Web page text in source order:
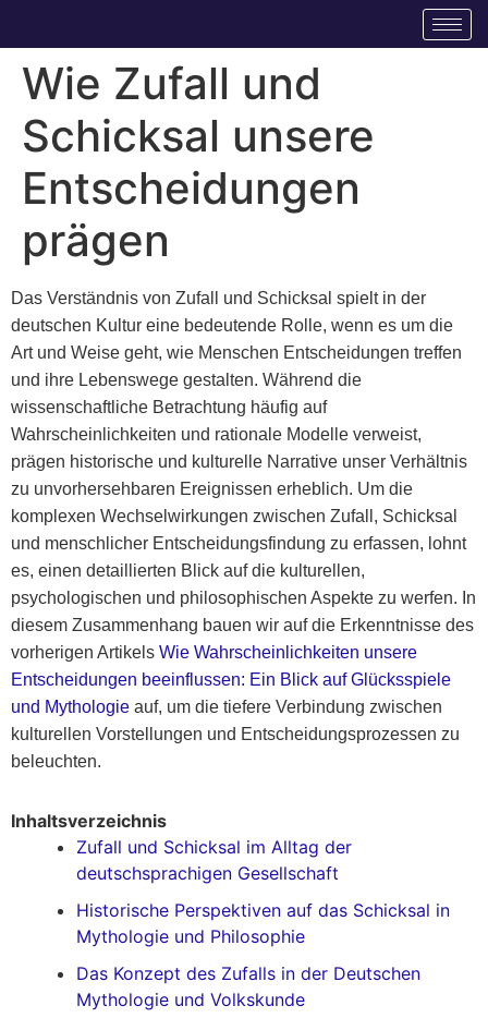
Wie Zufall und
Schicksal unsere
Entscheidungen
prägen
Das Verständnis von Zufall und Schicksal spielt in der
deutschen Kultur eine bedeutende Rolle, wenn es um die
Art und Weise geht, wie Menschen Entscheidungen treffen
und ihre Lebenswege gestalten. Während die
wissenschaftliche Betrachtung häufig auf
Wahrscheinlichkeiten und rationale Modelle verweist,
prägen historische und kulturelle Narrative unser Verhältnis
zu unvorhersehbaren Ereignissen erheblich. Um die
komplexen Wechselwirkungen zwischen Zufall, Schicksal
und menschlicher Entscheidungsfindung zu erfassen, lohnt
es, einen detaillierten Blick auf die kulturellen,
psychologischen und philosophischen Aspekte zu werfen. In
diesem Zusammenhang bauen wir auf die Erkenntnisse des
vorherigen Artikels Wie Wahrscheinlichkeiten unsere
Entscheidungen beeinflussen: Ein Blick auf Glücksspiele
und Mythologie auf, um die tiefere Verbindung zwischen
kulturellen Vorstellungen und Entscheidungsprozessen zu
beleuchten.
Inhaltsverzeichnis
Zufall und Schicksal im Alltag der
deutschsprachigen Gesellschaft
Historische Perspektiven auf das Schicksal in
Mythologie und Philosophie
Das Konzept des Zufalls in der Deutschen
Mythologie und Volkskunde